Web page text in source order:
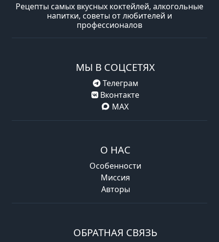
Рецепты самых вкусных коктейлей, алкогольные
напитки, советы от любителей и
профессионалов
МЫ В СОЦСЕТЯХ
Телеграм
Вконтакте
MAX
О НАС
Особенности
Миссия
Авторы
ОБРАТНАЯ СВЯЗЬ